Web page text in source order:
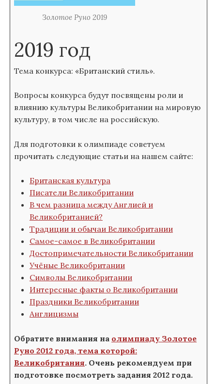
Золотое Руно 2019
2019 год
Тема конкурса: «Британский стиль».
Вопросы конкурса будут посвящены роли и
влиянию культуры Великобритании на мировую
культуру, в том числе на российскую.
Для подготовки к олимпиаде советуем
прочитать следующие статьи на нашем сайте:
Британская культура
Писатели Великобритании
В чем разница между Англией и
Великобританией?
Традиции и обычаи Великобритании
Самое-самое в Великобритании
Достопримечательности Великобритании
Учёные Великобритании
Символы Великобритании
Интересные факты о Великобритании
Праздники Великобритании
Англицизмы
Обратите внимания на олимпиаду Золотое
Руно 2012 года, тема которой:
Великобритания. Очень рекомендуем при
подготовке посмотреть задания 2012 года.